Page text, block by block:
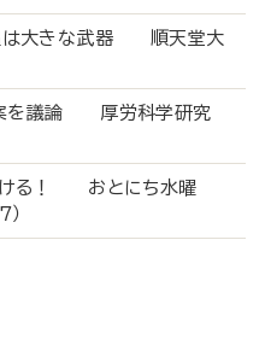
は大きな武器 順天堂大
案を議論 厚労科学研究
ける！ おとにち水曜